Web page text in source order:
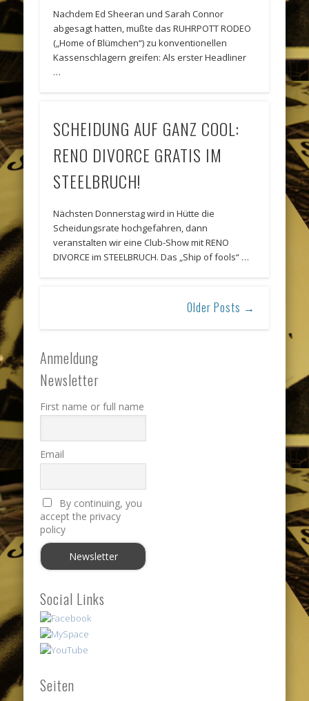
Nachdem Ed Sheeran und Sarah Connor
abgesagt hatten, mußte das RUHRPOTT RODEO
(„Home of Blümchen“) zu konventionellen
Kassenschlagern greifen: Als erster Headliner
…
SCHEIDUNG AUF GANZ COOL:
RENO DIVORCE GRATIS IM
STEELBRUCH!
Nächsten Donnerstag wird in Hütte die
Scheidungsrate hochgefahren, dann
veranstalten wir eine Club-Show mit RENO
DIVORCE im STEELBRUCH. Das „Ship of fools“ …
Older Posts →
Anmeldung
Newsletter
First name or full name
Email
By continuing, you
accept the privacy
policy
Social Links
Seiten